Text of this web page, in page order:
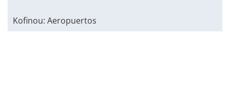
Kofinou: Aeropuertos